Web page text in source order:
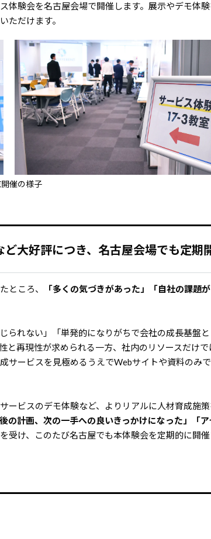
験会を名古屋会場で開催します。展示やデモ体
ただけます。
催の様子
ど大好評につき、名古屋会場でも定期
ところ、
「多くの気づきがあった」「自社の課題
れない」「単発的になりがちで会社の成長基盤
と再現性が求められる一方、社内のリソースだけ
サービスを見極めるうえでWebサイトや資料のみ
ービスのデモ体験など、よりリアルに人材育成施
の計画、次の一手への良いきっかけになった」「
受け、このたび名古屋でも本体験会を定期的に開